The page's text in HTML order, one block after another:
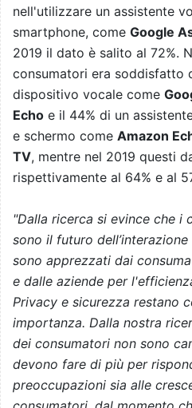
nell'utilizzare un assistente
smartphone, come Google
2019 il dato è salito al 72%.
consumatori era soddisfatto
dispositivo vocale come
Echo e il 44% di un
e schermo come Amazon
TV, mentre nel 2019 questi
rispettivamente al 64% e al
"Dalla ricerca si evince che i
sono il futuro
sono apprezzati dai
e dalle aziende per
Privacy e sicurezza restano
importanza. Dalla nostra
dei consumatori non sono
devono fare di più per
preoccupazioni sia alle